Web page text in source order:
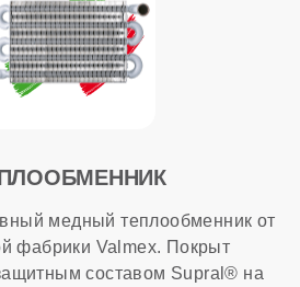
нет
газ
медный теплообменник от
фабрики Valmex. Покрыт
составом Supral® на